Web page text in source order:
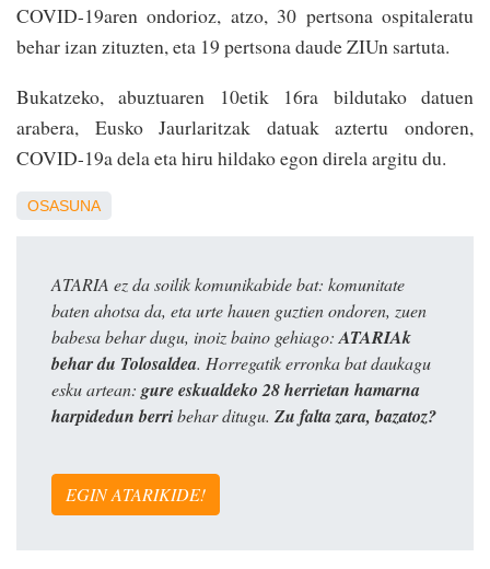
COVID-19aren ondorioz, atzo, 30 pertsona ospitaleratu
behar izan zituzten, eta 19 pertsona daude ZIUn sartuta.
Bukatzeko, abuztuaren 10etik 16ra bildutako datuen
arabera, Eusko Jaurlaritzak datuak aztertu ondoren,
COVID-19a dela eta hiru hildako egon direla argitu du.
OSASUNA
ATARIA ez da soilik komunikabide bat: komunitate
baten ahotsa da, eta urte hauen guztien ondoren, zuen
babesa behar dugu, inoiz baino gehiago: ATARIAk
behar du Tolosaldea. Horregatik erronka bat daukagu
esku artean: gure eskualdeko 28 herrietan hamarna
harpidedun berribehar ditugu. Zu falta zara, bazatoz?
EGIN ATARIKIDE!